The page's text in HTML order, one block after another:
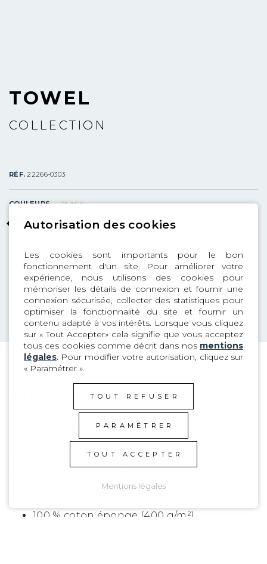
TOWEL
COLLECTION
RÉF. 22266-0303
COULEURS BLACK
TAILLES
ONE SIZE
TROUVER UN MAGASIN
Infos & caractéristiques
Fabriquée en 100 % coton, la nouvelle serviette
MANERA est idéale pour se sécher après une
100 % coton éponge (400 g/m²)
Autorisation des cookies
Les cookies sont importants pour le bon
fonctionnement d'un site. Pour améliorer votre
expérience, nous utilisons des cookies pour
mémoriser les détails de connexion et fournir une
connexion sécurisée, collecter des statistiques pour
optimiser la fonctionnalité du site et fournir un
contenu adapté à vos intérêts. Lorsque vous cliquez
sur « Tout Accepter» cela signifie que vous acceptez
tous ces cookies comme décrit dans nos mentions
légales. Pour modifier votre autorisation, cliquez sur
« Paramétrer ».
TOUT REFUSER
PARAMÉTRER
TOUT ACCEPTER
Mentions légales